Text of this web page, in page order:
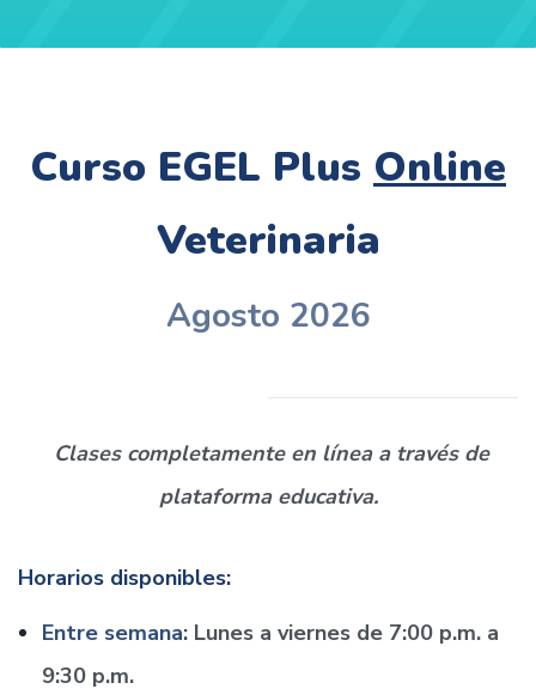
Curso EGEL Plus Online
Veterinaria
Agosto 2026
Clases completamente en línea a través de
plataforma educativa.
Horarios disponibles:
Entre semana: Lunes a viernes de 7:00 p.m. a
9:30 p.m.